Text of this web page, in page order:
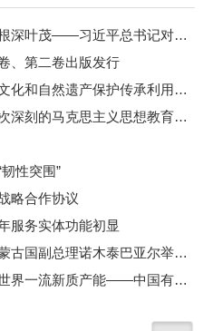
让中朝传统友谊之树更加根深叶茂——习近平总书记对朝鲜进行国事访问纪实
、第二卷出版发行
在习近平文化思想引领下文化和自然遗产保护传承利用工作开创新局面
伟大征程丨延安整风：一次深刻的马克思主义思想教育运动
性突围”
略合作协议
服务实体功能初显
中铝集团董事长段向东与蒙古国副总理诺木泰巴亚尔举行会谈
锻造无愧时代无愧使命的世界一流新质产能——中国有色金属工业的战略应对与破局之道（二）